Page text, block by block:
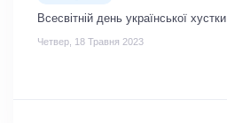
Всесвітній день української хустки
Четвер, 18 Травня 2023